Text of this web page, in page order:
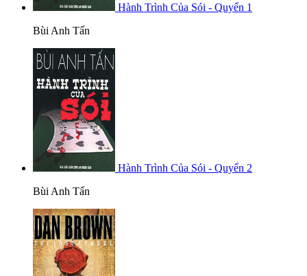
Hành Trình Của Sói - Quyển 1
Bùi Anh Tấn
Hành Trình Của Sói - Quyển 2
Bùi Anh Tấn